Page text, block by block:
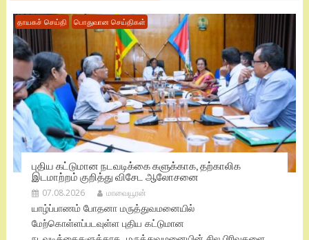
தாயகச் செய்தி பொதுவான செய்திகள்
புதிய கட்டுமான நடவடிக்கை களுக்காக, தற்காலிக
இடமாற்றம் குறித்து விசேட ஆலோசனை
07.08.2026 மாவையூரன்
யாழ்ப்பாணம் போதனா மருத்துவமனையில்
மேற்கொள்ளப்படவுள்ள புதிய கட்டுமான